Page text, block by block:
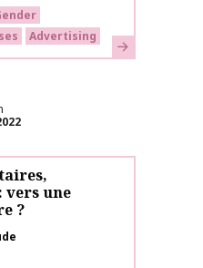
Advertising Learn more
vers une
?